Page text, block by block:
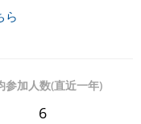
ら
参加人数(直近一年)
6